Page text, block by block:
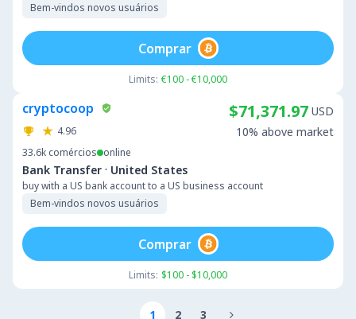
Bem-vindos novos usuários
Limits: €100 - €10,000
Comprar
cryptocoop
4.96
33.6k comércios online
Bank Transfer · United States
buy with a US bank account to a US business account
Bem-vindos novos usuários
$71,371.97 USD
10% above market
Limits: $100 - $10,000
Comprar
1 2 3 